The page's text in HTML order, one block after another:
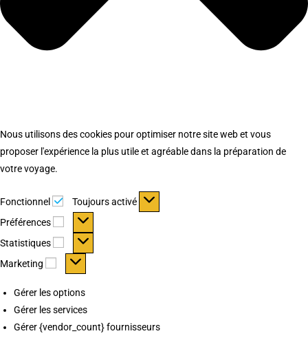
Nous utilisons des cookies pour optimiser notre site web et vous
proposer l'expérience la plus utile et agréable dans la préparation de
votre voyage.
Fonctionnel Fonctionnel
Toujours activé
Préférences
Préférences
Statistiques Statistiques
Marketing Marketing
Gérer les options
Gérer les services
Gérer {vendor_count} fournisseurs